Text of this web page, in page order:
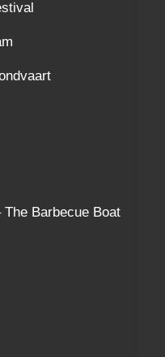
Barbecue Boat